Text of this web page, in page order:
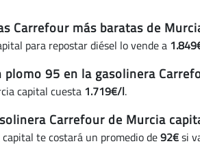
Carrefour más baratas de
para repostar diésel lo vende a
95 en la gasolinera
capital cuesta 1.719€/l.
Carrefour de Murcia
te costará un promedio de92€si